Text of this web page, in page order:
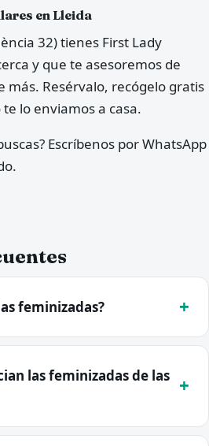
en Lleida
32) tienes First Lady
y que te asesoremos de
más. Resérvalo, recógelo gratis
lo enviamos a casa.
Escríbenos por WhatsApp
feminizadas?
las feminizadas de las